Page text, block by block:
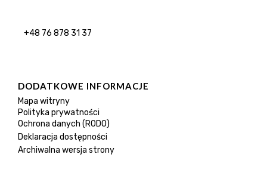
+48 76 878 31 37
DODATKOWE INFORMACJE
Mapa witryny
Polityka prywatności
Ochrona danych (RODO)
Deklaracja dostępności
Archiwalna wersja strony